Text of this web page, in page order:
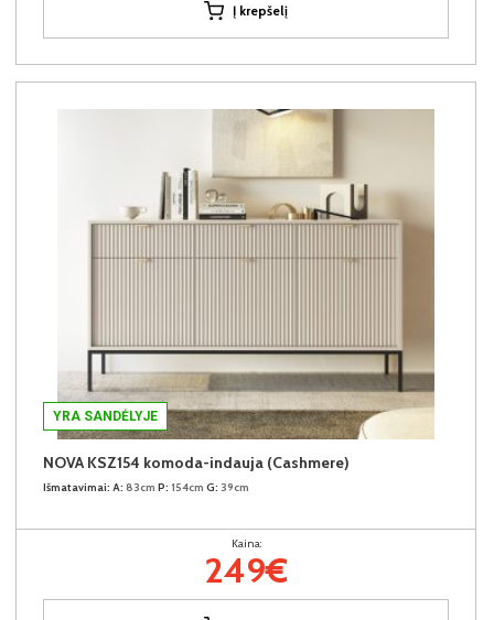
Į krepšelį
YRA SANDĖLYJE
NOVA KSZ154 komoda-indauja (Cashmere)
Išmatavimai: A: 83cm P: 154cm G: 39cm
Kaina:
249€